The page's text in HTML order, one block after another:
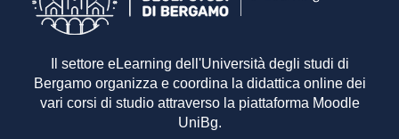
Il settore eLearning dell'Università degli studi di
Bergamo organizza e coordina la didattica online dei
vari corsi di studio attraverso la piattaforma Moodle
UniBg.